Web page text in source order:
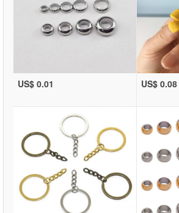
US$ 0.01 US$ 0.08